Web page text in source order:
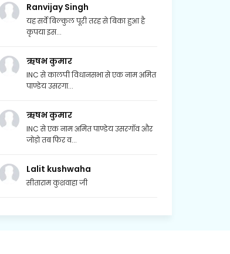
Ranvijay Singh
यह सर्वे बिल्कुल पूरी तरह से बिका हुआ है
कृपया इस...
ऋषभ कुमार
INC से कालपी विधानसभा से एक नाम अमित
पाण्डेय उसरगा...
ऋषभ कुमार
INC से एक नाम अमित पाण्डेय उसरगॉव और
जोड़ो तब फिर व...
Lalit kushwaha
सीताराम कुशवाहा जी